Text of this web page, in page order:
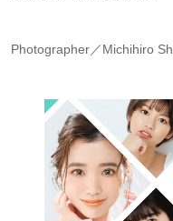
Photographer／Michihiro